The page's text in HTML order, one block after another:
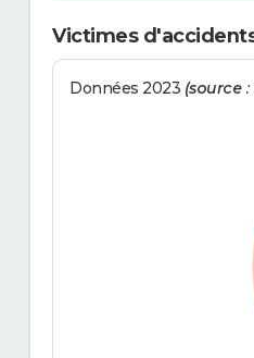
Victimes
Données 2023 (source